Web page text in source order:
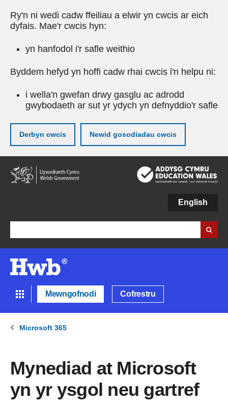
Ry'n ni wedi cadw ffeiliau a elwir yn cwcis ar eich
dyfais. Mae'r cwcis hyn:
yn hanfodol i'r safle weithio
Byddem hefyd yn hoffi cadw rhai cwcis i'n helpu ni:
i wella'n gwefan drwy gasglu ac adrodd
gwybodaeth ar sut yr ydych yn defnyddio'r safle
Derbyn cwcis Newid gosodiadau cwcis
Neidio
i'r
prif
English
Mewngofnodi Cofrestru
Microsoft 365
Mynediad at Microsoft
yn yr ysgol neu gartref